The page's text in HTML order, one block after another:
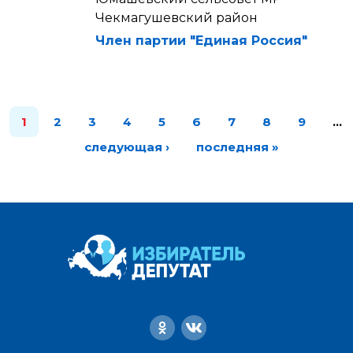
Чекмагушевский район
Член партии "Единая Россия"
1 2 3 4 5 6 7 8 9
…
следующая ›
последняя »